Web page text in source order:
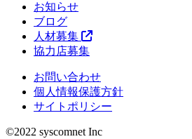
お知らせ
ブログ
人材募集
協力店募集
お問い合わせ
個人情報保護方針
サイトポリシー
©︎2022 syscomnet Inc